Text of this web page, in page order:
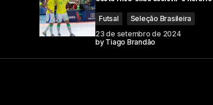
Futsal
Seleção Brasileira
23 de setembro de 2024
by Tiago Brandão